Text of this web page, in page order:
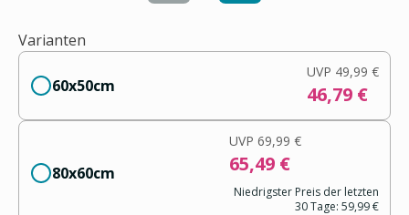
Varianten
60x50cm
UVP 49,99 €
46,79 €
80x60cm
UVP 69,99 €
65,49 €
Niedrigster Preis der letzten
30 Tage: 59,99 €